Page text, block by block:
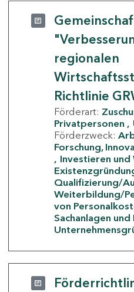
regionalen
Richtlinie
Förderart:
Privatpersonen
Förderzweck:
Forschung,
Investieren und
Qualifizierung/
Weiterbildung/
von
Sachanlagen